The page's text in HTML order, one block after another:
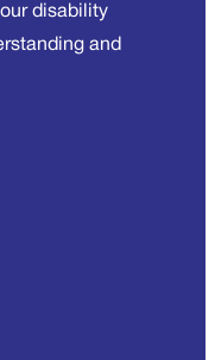
disability
and